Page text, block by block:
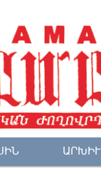
ԱՐԽԻՒ